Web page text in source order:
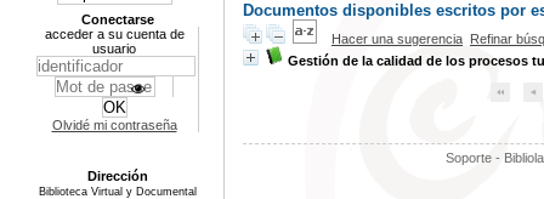
Documentos disponibles escritos por
Hacer una sugerencia Refinar
Gestión de la calidad de los procesos
Soporte -
Conectarse
acceder a su cuenta de
usuario
Olvidé mi contraseña
Dirección
Biblioteca Virtual y Documental